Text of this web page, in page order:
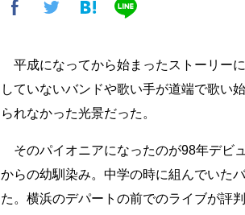
平成になってから始まったストーリー
していないバンドや歌い手が道端で歌い
られなかった光景だった。
そのパイオニアになったのが98年デビ
からの幼馴染み。中学の時に組んでいた
た。横浜のデパートの前でのライブが評